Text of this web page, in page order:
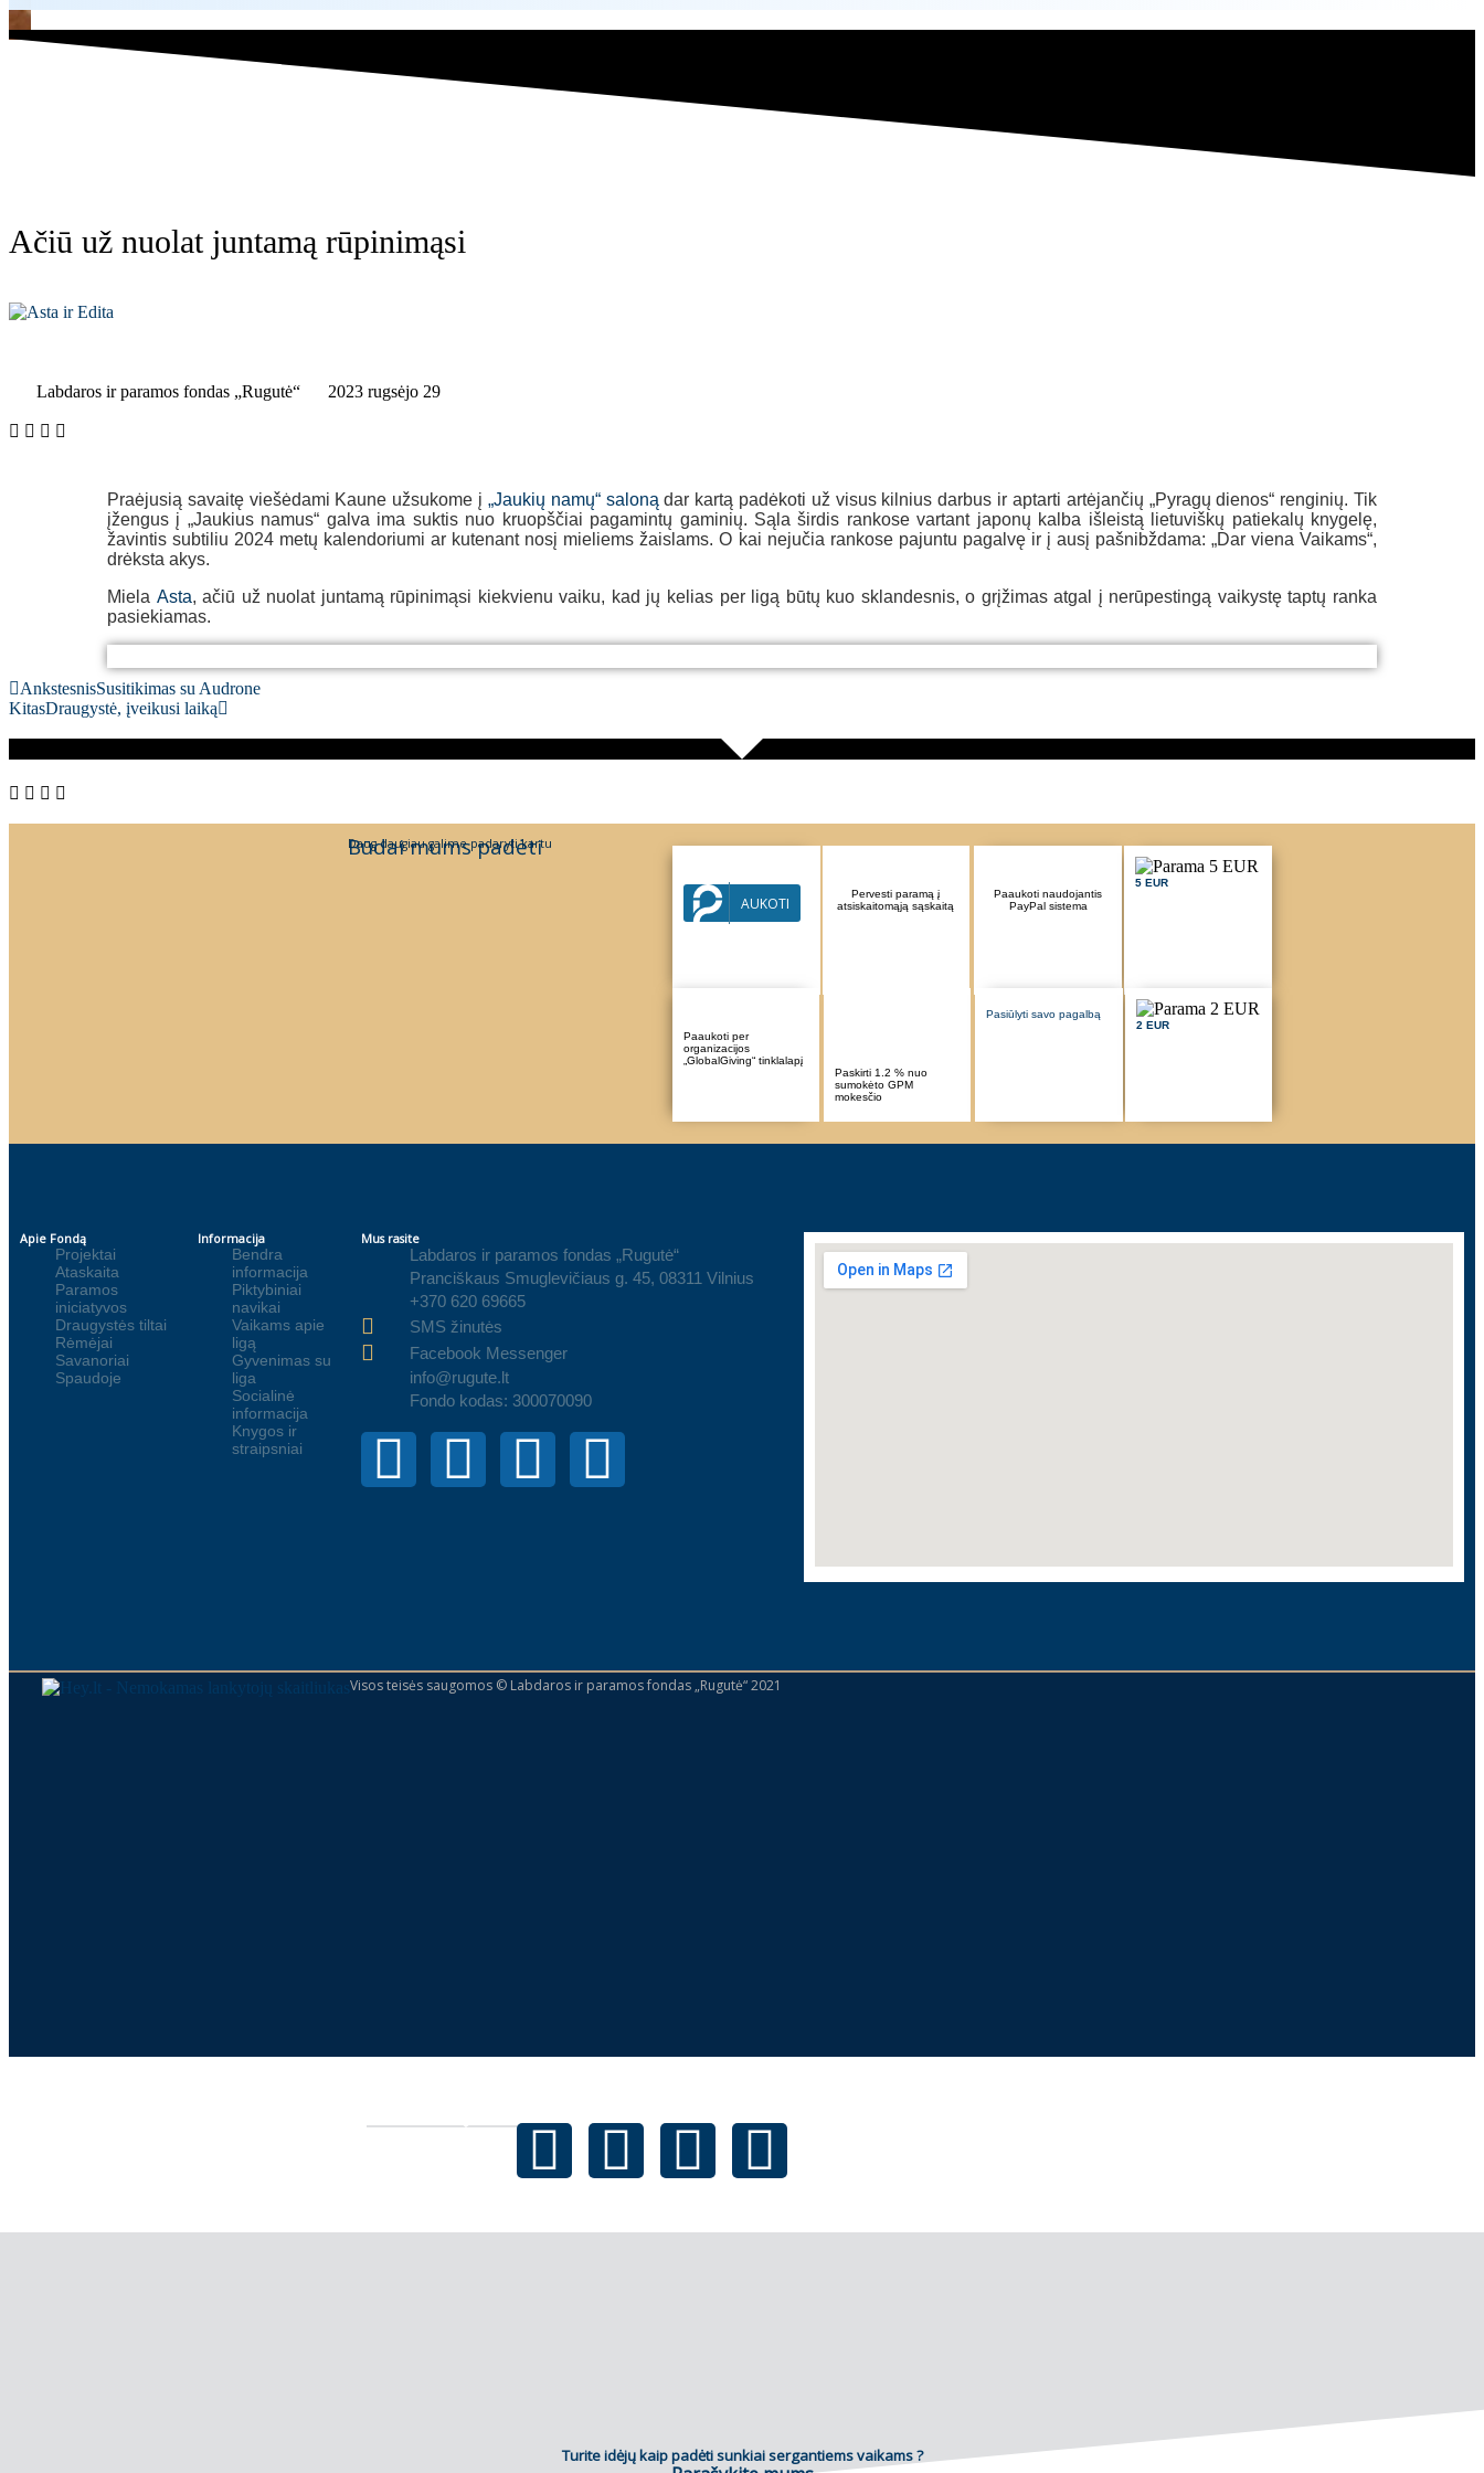
Ačiū už nuolat juntamą rūpinimąsi
Labdaros ir paramos fondas „Rugutė“ 2023 rugsėjo 29
Praėjusią savaitę viešėdami Kaune užsukome į „Jaukių namų“ saloną dar kartą padėkoti už visus kilnius darbus ir aptarti artėjančių „Pyragų dienos“ renginių. Tik
įžengus į „Jaukius namus“ galva ima suktis nuo kruopščiai pagamintų gaminių. Sąla širdis rankose vartant japonų kalba išleistą lietuviškų patiekalų knygelę,
žavintis subtiliu 2024 metų kalendoriumi ar kutenant nosį mieliems žaislams. O kai nejučia rankose pajuntu pagalvę ir į ausį pašnibždama: „Dar viena Vaikams“,
drėksta akys.
Miela Asta, ačiū už nuolat juntamą rūpinimąsi kiekvienu vaiku, kad jų kelias per ligą būtų kuo sklandesnis, o grįžimas atgal į nerūpestingą vaikystę taptų ranka
pasiekiamas.
„Jaukių namų“ salonas
„Jaukių namų“ salonas
AnkstesnisSusitikimas su Audrone
KitasDraugystė, įveikusi laiką
Būdai mums padėti
Daug daugiau galime padaryti kartu
Parama per Paysera
sistemą
AUKOTI
Pervesti paramą į
atsiskaitomąją sąskaitą
Paaukoti naudojantis
PayPal sistema
5 EUR
Paaukoti per
organizacijos
„GlobalGiving“ tinklalapį
Paskirti 1.2 % nuo
sumokėto GPM
mokesčio
Pasiūlyti savo pagalbą
2 EUR
Apie Fondą
Projektai
Ataskaita
Paramos
iniciatyvos
Draugystės tiltai
Rėmėjai
Savanoriai
Spaudoje
Informacija
Bendra
informacija
Piktybiniai
navikai
Vaikams apie
ligą
Gyvenimas su
liga
Socialinė
informacija
Knygos ir
straipsniai
Mus rasite
Labdaros ir paramos fondas „Rugutė“
Pranciškaus Smuglevičiaus g. 45, 08311 Vilnius
+370 620 69665
SMS žinutės
Facebook Messenger
info@rugute.lt
Fondo kodas: 300070090
Visos teisės saugomos © Labdaros ir paramos fondas „Rugutė“ 2021
Turite idėjų kaip padėti sunkiai sergantiems vaikams ?